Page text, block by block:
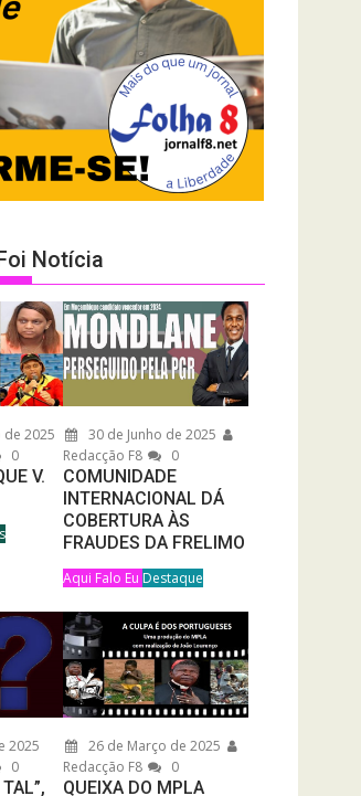
Notícia
de 2025
0
V.
30 de Junho de 2025
Redacção F8
0
COMUNIDADE
INTERNACIONAL DÁ
COBERTURA ÀS
FRAUDES DA FRELIMO
Aqui Falo Eu Destaque
2025
0
26 de Março de 2025
Redacção F8
0
QUEIXA DO MPLA